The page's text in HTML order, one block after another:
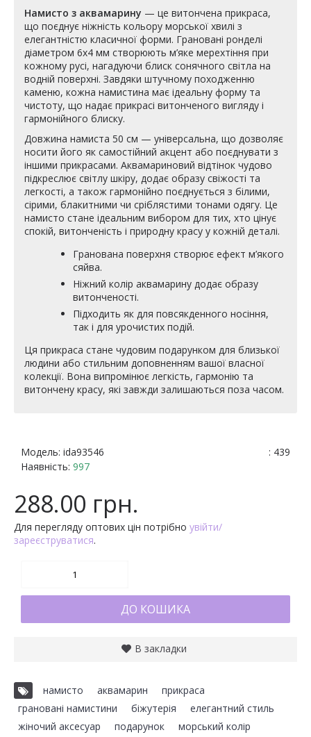
Намисто з аквамарину — це витончена прикраса,
що поєднує ніжність кольору морської хвилі з
елегантністю класичної форми. Грановані ронделі
діаметром 6х4 мм створюють м’яке мерехтіння при
кожному русі, нагадуючи блиск сонячного світла на
водній поверхні. Завдяки штучному походженню
каменю, кожна намистина має ідеальну форму та
чистоту, що надає прикрасі витонченого вигляду і
гармонійного блиску.
Довжина намиста 50 см — універсальна, що дозволяє
носити його як самостійний акцент або поєднувати з
іншими прикрасами. Аквамариновий відтінок чудово
підкреслює світлу шкіру, додає образу свіжості та
легкості, а також гармонійно поєднується з білими,
сірими, блакитними чи сріблястими тонами одягу. Це
намисто стане ідеальним вибором для тих, хто цінує
спокій, витонченість і природну красу у кожній деталі.
Гранована поверхня створює ефект м’якого
сяйва.
Ніжний колір аквамарину додає образу
витонченості.
Підходить як для повсякденного носіння,
так і для урочистих подій.
Ця прикраса стане чудовим подарунком для близької
людини або стильним доповненням вашої власної
колекції. Вона випромінює легкість, гармонію та
витончену красу, які завжди залишаються поза часом.
: 439
Модель: ida93546
Наявність: 997
288.00 грн.
Для перегляду оптових цін потрібно увійти/
зареєструватися.
ДО КОШИКА
В закладки
намисто аквамарин прикраса
грановані намистини
біжутерія елегантний стиль
жіночий аксесуар
подарунок морський колір